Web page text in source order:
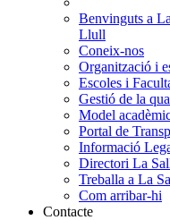
Benvinguts a
Llull
Coneix-nos
Organització i
Escoles i
Gestió de la
Model
Portal de
Informació
Directori La
Treballa a La
Com arribar-hi
Contacte